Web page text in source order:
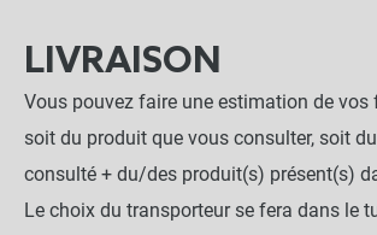
LIVRAISON
Vous pouvez faire une estimation de vos
soit du produit que vous consulter, soit
consulté + du/des produit(s) présent(s)
Le choix du transporteur se fera dans le